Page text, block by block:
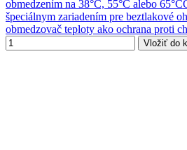
obmedzením na 38°C, 55°C alebo
špeciálnym zariadením pre beztlakové
obmedzovač teploty ako ochrana proti
Vložiť do